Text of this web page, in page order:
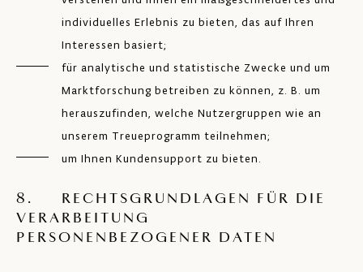
individuelles Erlebnis zu bieten, das auf Ihren
Interessen basiert;
für analytische und statistische Zwecke und um
Marktforschung betreiben zu können, z. B. um
herauszufinden, welche Nutzergruppen wie an
unserem Treueprogramm teilnehmen;
um Ihnen Kundensupport zu bieten.
8. RECHTSGRUNDLAGEN FÜR DIE
VERARBEITUNG
PERSONENBEZOGENER DATEN